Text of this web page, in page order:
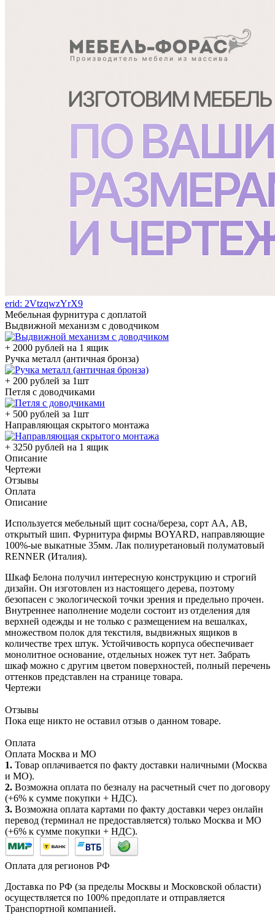
erid: 2VtzqwzYrX9
Мебельная фурнитура с доплатой
Выдвижной механизм с доводчиком
+ 2000 рублей на 1 ящик
Ручка металл (античная бронза)
+ 200 рублей за 1шт
Петля с доводчиками
+ 500 рублей за 1шт
Направляющая скрытого монтажа
+ 3250 рублей на 1 ящик
Описание
Чертежи
Отзывы
Оплата
Описание
Используется мебельный щит сосна/береза, сорт АА, АВ,
открытый шип. Фурнитура фирмы BOYARD, направляющие
100%-ые выкатные 35мм. Лак полиуретановый полуматовый
RENNER (Италия).
Шкаф Белона получил интересную конструкцию и строгий
дизайн. Он изготовлен из настоящего дерева, поэтому
безопасен с экологической точки зрения и предельно прочен.
Внутреннее наполнение модели состоит из отделения для
верхней одежды и не только с размещением на вешалках,
множеством полок для текстиля, выдвижных ящиков в
количестве трех штук. Устойчивость корпуса обеспечивает
монолитное основание, отдельных ножек тут нет. Забрать
шкаф можно с другим цветом поверхностей, полный перечень
оттенков представлен на странице товара.
Чертежи
Отзывы
Пока еще никто не оставил отзыв о данном товаре.
Оплата
Оплата Москва и МО
1. Товар оплачивается по факту доставки наличными (Москва
и МО).
2. Возможна оплата по безналу на расчетный счет по договору
(+6% к сумме покупки + НДС).
3. Возможна оплата картами по факту доставки через онлайн
перевод (терминал не предоставляется) только Москва и МО
(+6% к сумме покупки + НДС).
Оплата для регионов РФ
Доставка по РФ (за пределы Москвы и Московской области)
осуществляется по 100% предоплате и отправляется
Транспортной компанией.